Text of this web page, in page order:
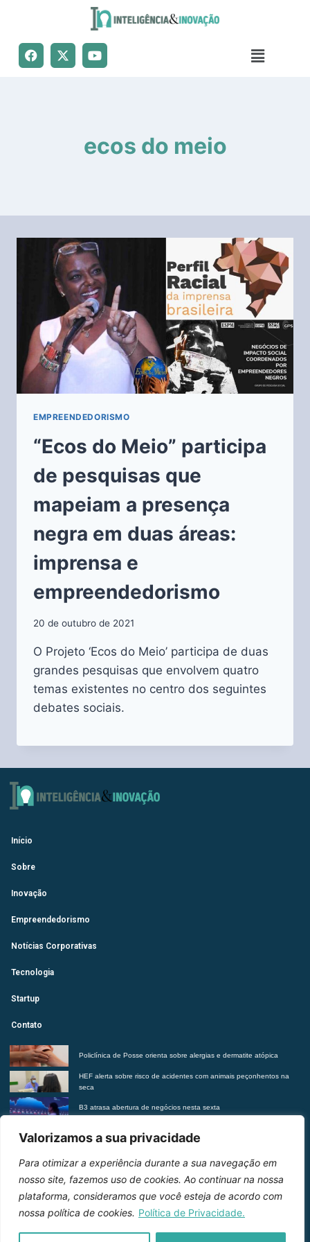
Valorizamos a sua privacidade
Para otimizar a experiência durante a sua navegação em
nosso site, fazemos uso de cookies. Ao continuar na nossa
plataforma, consideramos que você esteja de acordo com
nossa política de cookies. Política de Privacidade.
ecos do meio
EMPREENDEDORISMO
“Ecos do Meio” participa
de pesquisas que
mapeiam a presença
negra em duas áreas:
imprensa e
empreendedorismo
20 de outubro de 2021
O Projeto ‘Ecos do Meio’ participa de duas
grandes pesquisas que envolvem quatro
temas existentes no centro dos seguintes
debates sociais.
Início
Sobre
Inovação
Empreendedorismo
Notícias Corporativas
Tecnologia
Startup
Contato
Policlínica de Posse orienta sobre alergias e dermatite atópica
HEF alerta sobre risco de acidentes com animais peçonhentos na
seca
B3 atrasa abertura de negócios nesta sexta
2027
Entre em contato